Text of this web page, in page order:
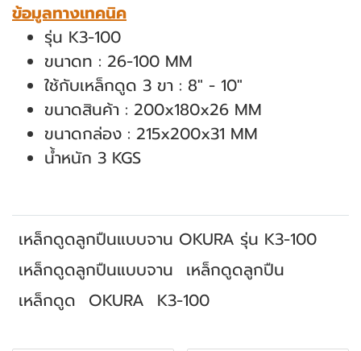
ข้อมูลทางเทคนิค
รุ่น K3-100
ขนาดท : 26-100 MM
ใช้กับเหล็กดูด 3 ขา : 8" - 10"
ขนาดสินค้า : 200x180x26 MM
ขนาดกล่อง : 215x200x31 MM
น้ำหนัก 3 KGS
เหล็กดูดลูกปืนแบบจาน OKURA รุ่น K3-100
เหล็กดูดลูกปืนแบบจาน เหล็กดูดลูกปืน
เหล็กดูด OKURA K3-100